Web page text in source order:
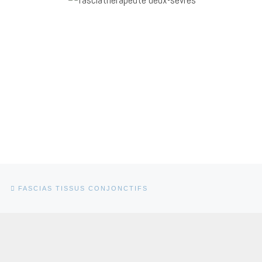
Parcourir les articles
FASCIAS TISSUS CONJONCTIFS